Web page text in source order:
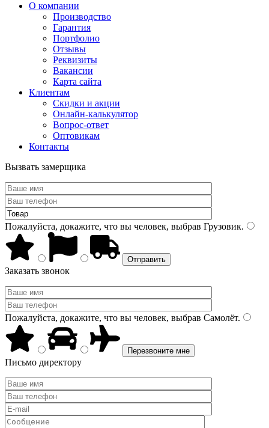
О компании
Производство
Гарантия
Портфолио
Отзывы
Реквизиты
Вакансии
Карта сайта
Клиентам
Скидки и акции
Онлайн-калькулятор
Вопрос-ответ
Оптовикам
Контакты
Вызвать замерщика
Пожалуйста, докажите, что вы человек, выбрав Грузовик.
Заказать звонок
Пожалуйста, докажите, что вы человек, выбрав Самолёт.
Письмо директору